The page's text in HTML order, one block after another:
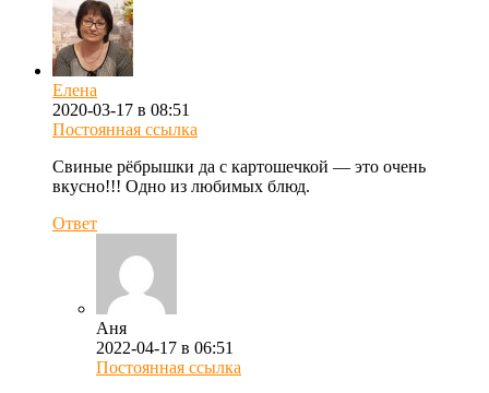
Елена
2020-03-17 в 08:51
Постоянная ссылка
Свиные рёбрышки да с картошечкой — это очень
вкусно!!! Одно из любимых блюд.
Ответ
Аня
2022-04-17 в 06:51
Постоянная ссылка